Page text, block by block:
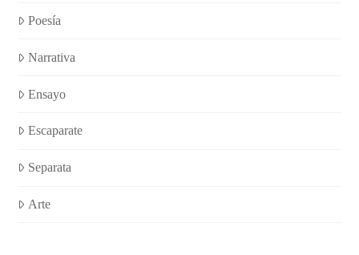
Poesía
Narrativa
Ensayo
Escaparate
Separata
Arte